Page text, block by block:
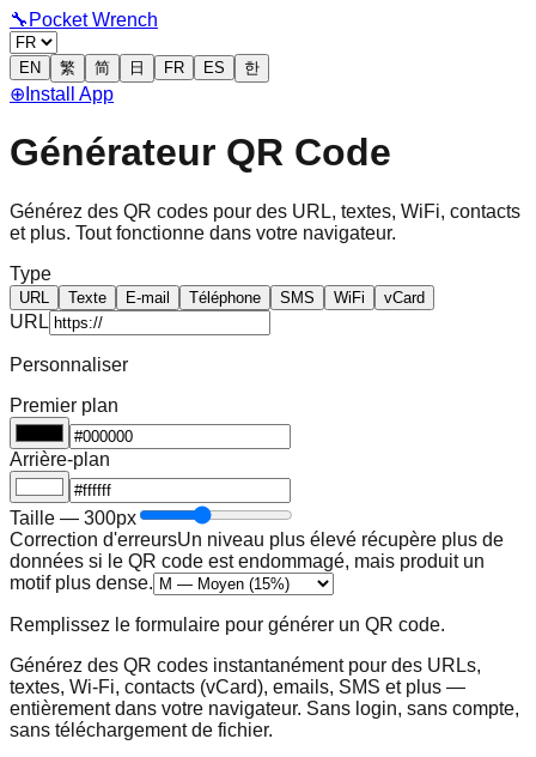
🔧 Pocket Wrench
EN 繁 简 日 FR ES 한
⊕ Install App
Générateur QR Code
Générez des QR codes pour des URL, textes, WiFi, contacts
et plus. Tout fonctionne dans votre navigateur.
Type
URL Texte E-mail Téléphone SMS WiFi vCard
URL
Personnaliser
Premier plan
Arrière-plan
Taille — 300px
Correction d'erreursUn niveau plus élevé récupère plus de
données si le QR code est endommagé, mais produit un
motif plus dense.
Remplissez le formulaire pour générer un QR code.
Générez des QR codes instantanément pour des URLs,
textes, Wi-Fi, contacts (vCard), emails, SMS et plus —
entièrement dans votre navigateur. Sans login, sans compte,
sans téléchargement de fichier.